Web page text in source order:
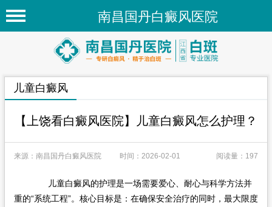
南昌国丹白癜风医院
首页
医院新闻
专家团队
先进技术
白癜风常识
儿童白癜风
【上饶看白癜风医院】儿童白癜风怎么护理？
来源：南昌国丹白癜风医院 时间：2026-02-01 阅读量：197
儿童白癜风的护理是一场需要爱心、耐心与科学方法并
重的“系统工程”。核心目标是：在确保安全治疗的同时，最大限度